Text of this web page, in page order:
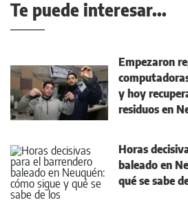
Te puede interesar...
Empezaron
y hoy
residuos en
Horas
baleado en
qué se sabe